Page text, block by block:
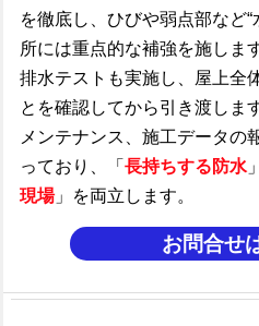
を徹底し、ひびや弱点部など
所には重点的な補強を施しま
排水テストも実施し、屋上全
とを確認してから引き渡しま
メンテナンス、施工データの
っており、「 長持ちする防水
現場」を両立します。
お問合せ